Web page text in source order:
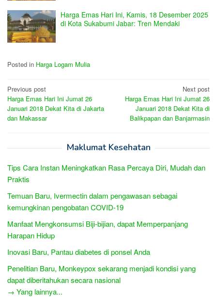
Harga Emas Hari Ini, Kamis, 18 Desember 2025
di Kota Sukabumi Jabar: Tren Mendaki
Posted in Harga Logam Mulia
Post
navigation
Previous post
Harga Emas Hari Ini Jumat 26
Januari 2018 Dekat Kita di Jakarta
dan Makassar
Next post
Harga Emas Hari Ini Jumat 26
Januari 2018 Dekat Kita di
Balikpapan dan Banjarmasin
Maklumat Kesehatan
Tips Cara Instan Meningkatkan Rasa Percaya Diri, Mudah dan
Praktis
Temuan Baru, Ivermectin dalam pengawasan sebagai
kemungkinan pengobatan COVID-19
Manfaat Mengkonsumsi Biji-bijian, dapat Memperpanjang
Harapan Hidup
Inovasi Baru, Pantau diabetes di ponsel Anda
Penelitian Baru, Monkeypox sekarang menjadi kondisi yang
dapat diberitahukan secara nasional
→ Yang lainnya...